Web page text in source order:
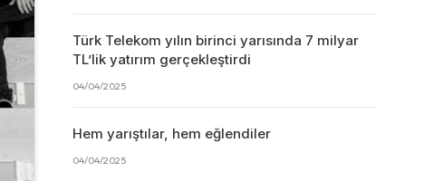
Türk Telekom yılın birinci yarısında 7 milyar
TL’lik yatırım gerçekleştirdi
04/04/2025
Hem yarıştılar, hem eğlendiler
04/04/2025